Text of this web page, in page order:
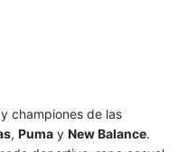
championes de las
, Puma y New Balance.